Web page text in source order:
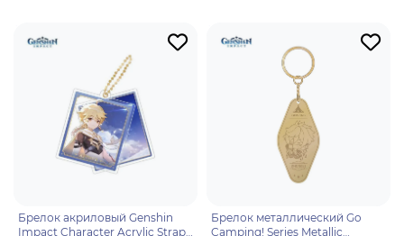
Брелок акриловый Genshin
Impact Character Acrylic Strap
Брелок металлический Go
Camping! Series Metallic